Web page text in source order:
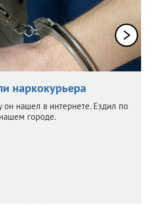
наркокурьера
нашел в интернете. Ездил по
городе.